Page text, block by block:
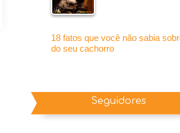
18 fatos que você não sabia
do seu cachorro
Seguidores